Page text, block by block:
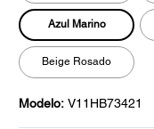
Azul Marino
Beige Rosado
Modelo: V11HB73421